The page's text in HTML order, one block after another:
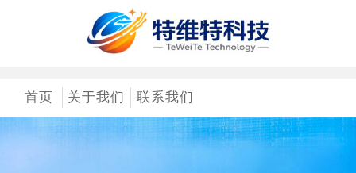
首页 关于我们 联系我们